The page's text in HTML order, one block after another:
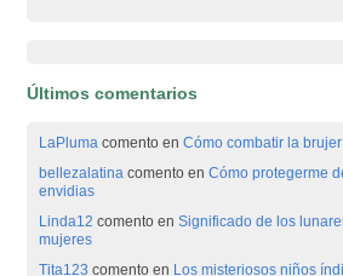
Últimos comentarios
LaPluma comento enCómo combatir la
bellezalatina comento enCómo protegerme
envidias
Linda12 comento enSignificado de los
mujeres
Tita123 comento en Los misteriosos niños